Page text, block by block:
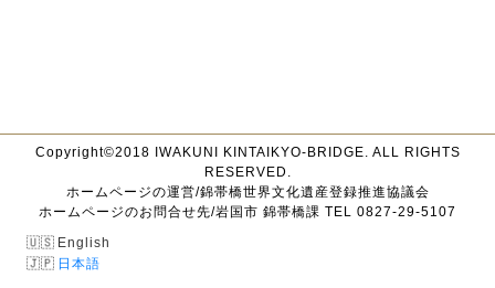
Copyright©2018 IWAKUNI KINTAIKYO-BRIDGE. ALL RIGHTS
RESERVED.
ホームページの運営/錦帯橋世界文化遺産登録推進協議会
ホームページのお問合せ先/岩国市 錦帯橋課 TEL 0827-29-5107
English
日本語